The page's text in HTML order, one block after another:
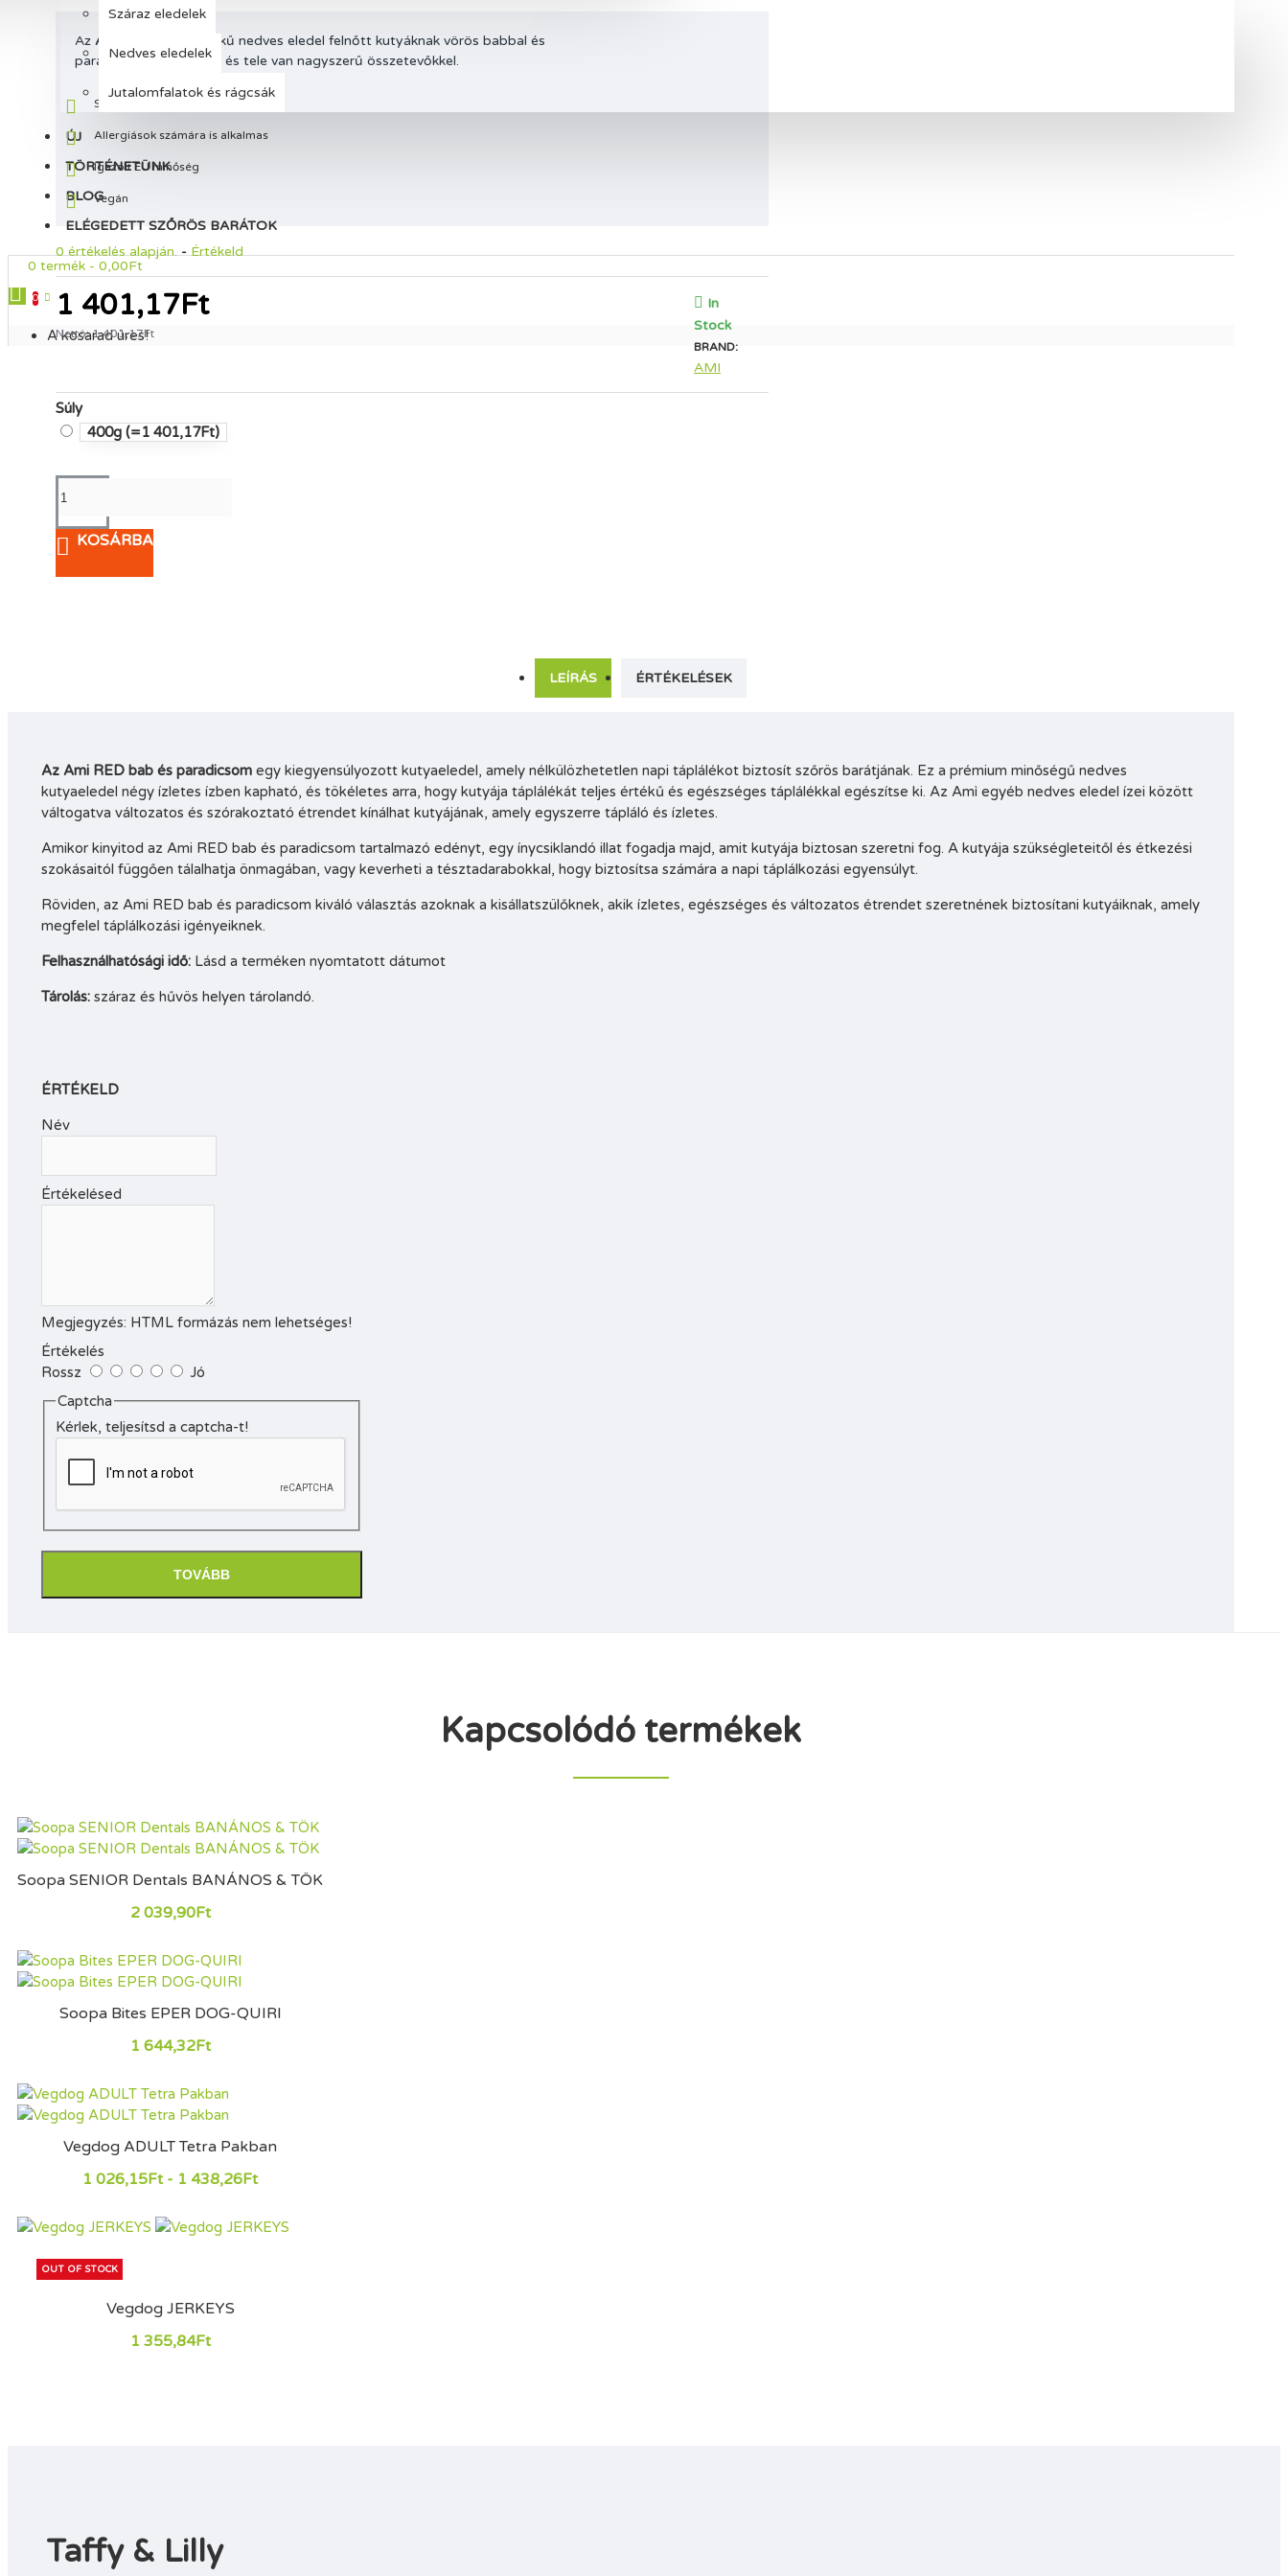
Száraz eledelek
Nedves eledelek
Jutalomfalatok és rágcsák
ÚJ
TÖRTÉNETÜNK
BLOG
ELÉGEDETT SZŐRÖS BARÁTOK
0 termék - 0,00Ft
0
A kosarad üres!
Az Ami RED
teljes értékű nedves eledel felnőtt kutyáknak vörös babbal és
paradicsommal. Ízletes és tele van nagyszerű összetevőkkel.
Szója és búza nélkül
Allergiások számára is alkalmas
Igazolt EU minőség
Vegán
0 értékelés alapján. - Értékeld
1 401,17Ft
Nettó: 1 401,17Ft
In
Stock
BRAND:
AMI
Súly
400g (=1 401,17Ft)
KOSÁRBA
LEÍRÁS ÉRTÉKELÉSEK
Az Ami RED bab és paradicsom egy kiegyensúlyozott kutyaeledel, amely nélkülözhetetlen napi táplálékot biztosít szőrös barátjának. Ez a prémium minőségű nedves
kutyaeledel négy ízletes ízben kapható, és tökéletes arra, hogy kutyája táplálékát teljes értékű és egészséges táplálékkal egészítse ki. Az Amì egyéb nedves eledel ízei között
váltogatva változatos és szórakoztató étrendet kínálhat kutyájának, amely egyszerre tápláló és ízletes.
Amikor kinyitod az Ami RED bab és paradicsom tartalmazó edényt, egy ínycsiklandó illat fogadja majd, amit kutyája biztosan szeretni fog. A kutyája szükségleteitől és étkezési
szokásaitól függően tálalhatja önmagában, vagy keverheti a tésztadarabokkal, hogy biztosítsa számára a napi táplálkozási egyensúlyt.
Röviden, az Ami RED bab és paradicsom kiváló választás azoknak a kisállatszülőknek, akik ízletes, egészséges és változatos étrendet szeretnének biztosítani kutyáiknak, amely
megfelel táplálkozási igényeiknek.
Felhasználhatósági idő: Lásd a terméken nyomtatott dátumot
Tárolás: száraz és hűvös helyen tárolandó.
ÉRTÉKELD
Név
Értékelésed
Megjegyzés: HTML formázás nem lehetséges!
Értékelés
Rossz
Jó
Captcha
Kérlek, teljesítsd a captcha-t!
TOVÁBB
Kapcsolódó termékek
Soopa SENIOR Dentals BANÁNOS & TÖK
2 039,90Ft
Soopa Bites EPER DOG-QUIRI
1 644,32Ft
Vegdog ADULT Tetra Pakban
1 026,15Ft - 1 438,26Ft
OUT OF STOCK
Vegdog JERKEYS
1 355,84Ft
Taffy & Lilly